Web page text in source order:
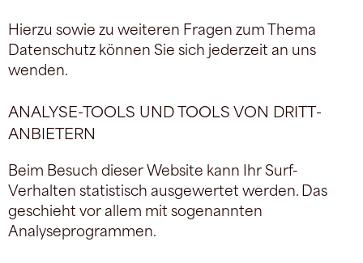
Hierzu sowie zu weiteren Fragen zum Thema
Datenschutz können Sie sich jederzeit an uns
wenden.
ANALYSE-TOOLS UND TOOLS VON DRITT­
ANBIETERN
Beim Besuch dieser Website kann Ihr Surf-
Verhalten statistisch ausgewertet werden. Das
geschieht vor allem mit sogenannten
Analyseprogrammen.